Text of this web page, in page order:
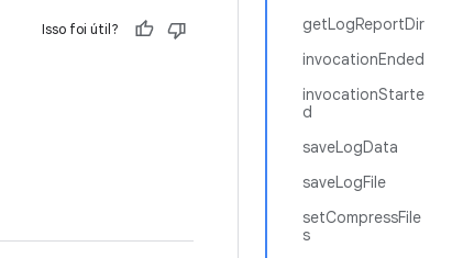
getLogReportDir
invocationEnded
invocationStarte
d
saveLogData
saveLogFile
setCompressFile
s
Isso foi útil?